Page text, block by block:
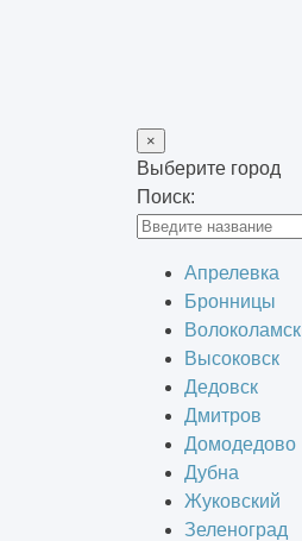
×
Выберите город
Поиск:
Апрелевка
Бронницы
Волоколамск
Высоковск
Дедовск
Дмитров
Домодедово
Дубна
Жуковский
Зеленоград